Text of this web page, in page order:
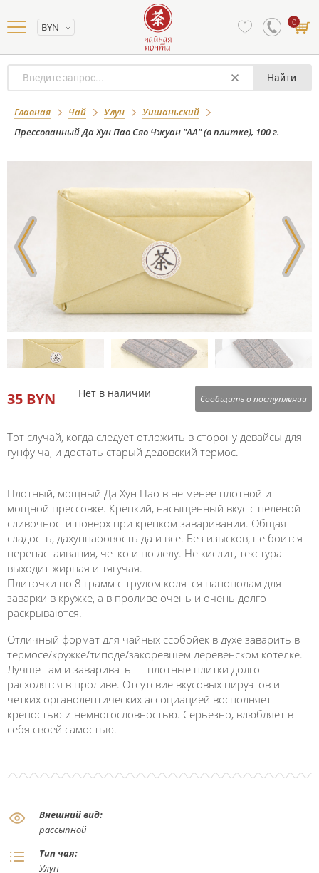
BYN 0
Найти
Главная Чай Улун
Уишаньский
Прессованный Да Хун Пао Сяо Чжуан "АА" (в плитке), 100 г.
Прессованный Да Хун Пао Сяо Чжуан
"АА" (в плитке), 100 г.
35 BYN Нет в наличии Сообщить о поступлении
Тот случай, когда следует отложить в сторону девайсы для
гунфу ча, и достать старый дедовский термос.
Плотный, мощный Да Хун Пао в не менее плотной и
мощной прессовке. Крепкий, насыщенный вкус с пеленой
сливочности поверх при крепком заваривании. Общая
сладость, дахунпаоовость да и все. Без изысков, не боится
перенастаивания, четко и по делу. Не кислит, текстура
выходит жирная и тягучая.
Плиточки по 8 грамм с трудом колятся напополам для
заварки в кружке, а в проливе очень и очень долго
раскрываются.
Отличный формат для чайных ссобойек в духе заварить в
термосе/кружке/типоде/закоревшем деревенском котелке.
Лучше там и заваривать — плотные плитки долго
расходятся в проливе. Отсутсвие вкусовых пируэтов и
четких органолептических ассоциацией восполняет
крепостью и немногословностью. Серьезно, влюбляет в
себя своей самостью.
Внешний вид:
рассыпной
Тип чая:
Улун